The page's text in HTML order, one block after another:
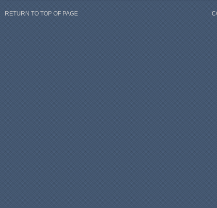
RETURN TO TOP OF PAGE